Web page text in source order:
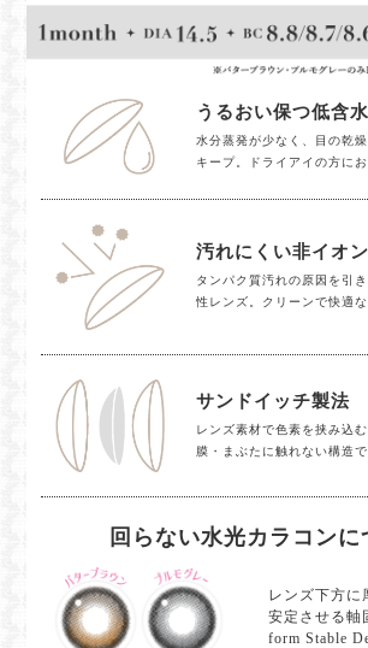
うるおい保つ低含
水分蒸発が少なく、目の乾
キープ。ドライアイの方にお
汚れにくい非イオ
タンパク質汚れの原因を引
性レンズ。クリーンで快適
サンドイッチ製法
レンズ素材で色素を挟み込
膜・まぶたに触れない構造で
回らない水光カラコンに
レンズ下方に
安定させる軸
form Stable